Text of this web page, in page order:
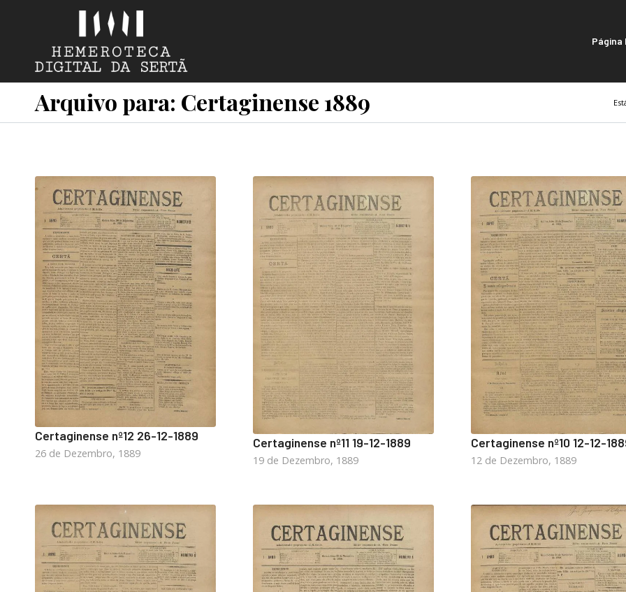
Página
Arquivo para: Certaginense 1889
Certaginense nº12 26-12-1889
26 de Dezembro, 1889
Certaginense nº11 19-12-1889
19 de Dezembro, 1889
Certaginense nº10 12-12-
12 de Dezembro, 1889